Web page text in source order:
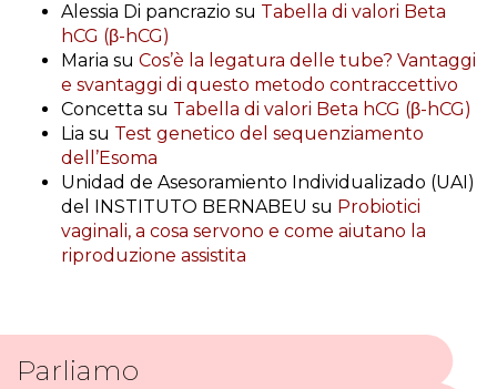
Alessia Di pancrazio su Tabella di valori Beta
hCG (β-hCG)
Maria su Cos’è la legatura delle tube? Vantaggi
e svantaggi di questo metodo contraccettivo
Concetta su Tabella di valori Beta hCG (β-hCG)
Lia su Test genetico del sequenziamento
dell’Esoma
Unidad de Asesoramiento Individualizado (UAI)
del INSTITUTO BERNABEU su Probiotici
vaginali, a cosa servono e come aiutano la
riproduzione assistita
Parliamo